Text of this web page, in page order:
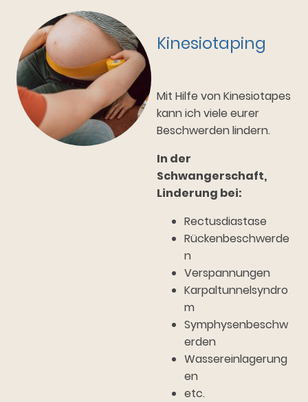
Kinesiotaping
Mit Hilfe von Kinesiotapes
kann ich viele eurer
Beschwerden lindern.
In der
Schwangerschaft,
Linderung bei:
Rectusdiastase
Rückenbeschwerde
n
Verspannungen
Karpaltunnelsyndro
m
Symphysenbeschw
erden
Wassereinlagerung
en
etc.